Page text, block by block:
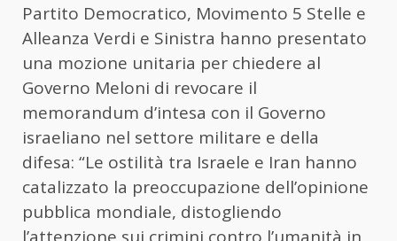
Partito Democratico, Movimento 5 Stelle e
Alleanza Verdi e Sinistra hanno presentato
una mozione unitaria per chiedere al
Governo Meloni di revocare il
memorandum d’intesa con il Governo
israeliano nel settore militare e della
difesa: “Le ostilità tra Israele e Iran hanno
catalizzato la preoccupazione dell’opinione
pubblica mondiale, distogliendo